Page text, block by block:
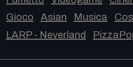
Gioco
Asian Musica
LARP - Neverland